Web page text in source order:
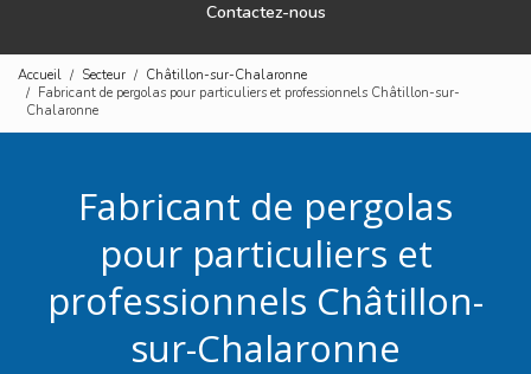
Contactez-nous
Accueil Secteur
Châtillon-sur-Chalaronne
Fabricant de pergolas pour particuliers et professionnels Châtillon-sur-
Chalaronne
Fabricant de pergolas
pour particuliers et
professionnels Châtillon-
sur-Chalaronne